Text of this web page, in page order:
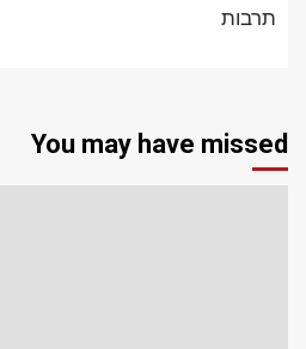
תרבות
You may have missed